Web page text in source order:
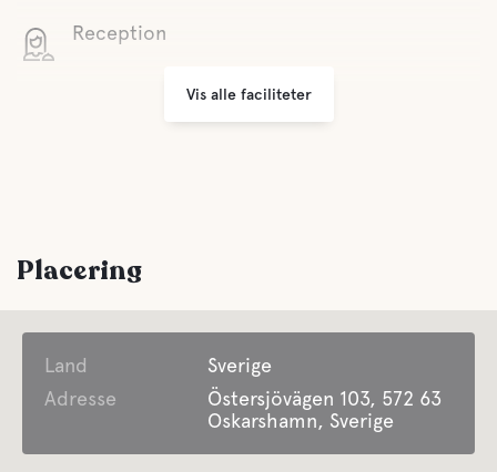
Reception
Grå dræning
Tømning af latrin
Vis alle faciliteter
Placering
Land
Sverige
Adresse
Östersjövägen 103, 572 63
Oskarshamn, Sverige